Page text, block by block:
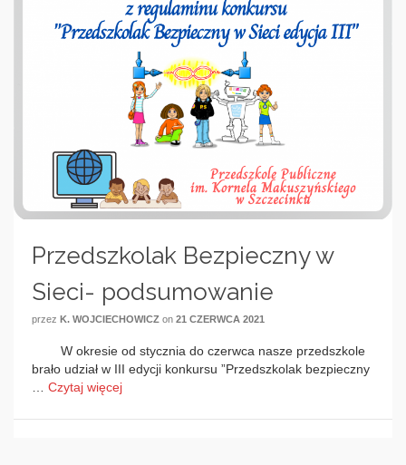
Przedszkolak Bezpieczny w
Sieci- podsumowanie
przez K. WOJCIECHOWICZ on 21 CZERWCA 2021
W okresie od stycznia do czerwca nasze przedszkole
brało udział w III edycji konkursu ”Przedszkolak bezpieczny
Czytaj więcej